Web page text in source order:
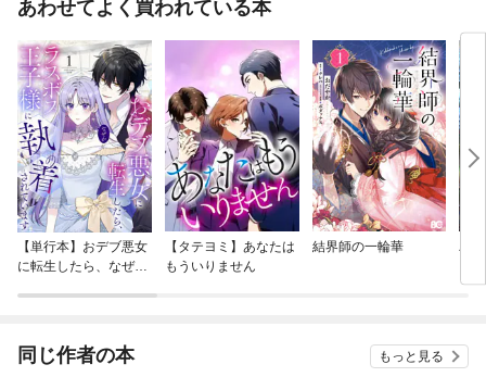
あわせてよく買われている本
【単行本】おデブ悪女
に転生したら、なぜか
【タテヨミ】あなたは
もういりません
結界師の一輪華
バ
今
同じ作者の本 もっと見る